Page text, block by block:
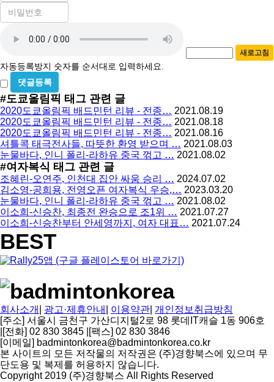
필
수
비
밀
수
록
방
지
새로고침
자동등록방지 숫자를 순서대로 입력하세요.
비
밀
글
사
용
#도쿄올림픽 태그 관련 글
2020도쿄올림픽 배드민턴 리뷰 - 전종… 2021.08.19
2020도쿄올림픽 배드민턴 리뷰 - 전종… 2021.08.18
2020도쿄올림픽 배드민턴 리뷰 - 전종… 2021.08.16
셔틀콕 태극전사들, 따뜻한 환영 받으며 … 2021.08.03
눈물바다, 인니 폴리-라하유 중국 꺾고 … 2021.08.02
#여자복식 태그 관련 글
조혜린-오연주, 인천대 집안 싸움 승리 … 2024.07.02
김소영-공희용, 전영오픈 여자복식 우승,… 2023.03.20
눈물바다, 인니 폴리-라하유 중국 꺾고 … 2021.08.02
이소희-신승찬, 최종전 완승으로 조1위 … 2021.07.27
이소희-신승찬부터 안세영까지, 여자 대표… 2021.07.24
BEST
회사소개 광고·제휴안내 이용약관 개인정보취급방침
[주소] 서울시 금천구 가산디지털2로 98 롯데IT캐슬 1동 906호
[전화] 02 830 3845 [팩스] 02 830 3846
[이메일] badmintonkorea@badmintonkorea.co.kr
본 사이트의 모든 저작물의 저작권은 (주)경향북스에 있으며 무
단도용 및 복제를 허용하지 않습니다.
Copyright 2019 (주)경향북스 All Rights Reserved